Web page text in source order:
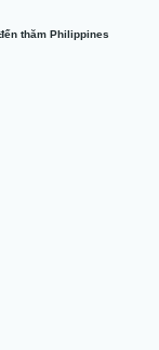
thăm Philippines